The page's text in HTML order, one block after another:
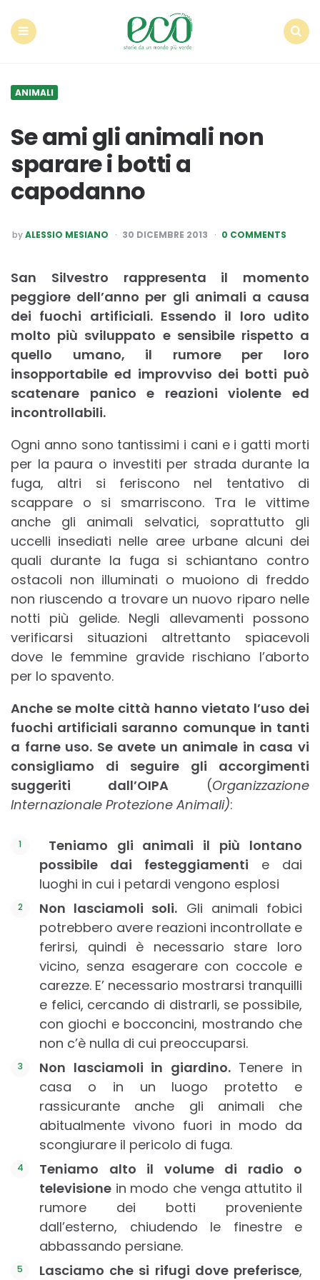
ANIMALI
Se ami gli animali non
sparare i botti a
capodanno
POSTED
BY
byALESSIO MESIANO 30 DICEMBRE 2013 0 COMMENTS
San Silvestro rappresenta il momento
peggiore dell’anno per gli animali a causa
dei fuochi artificiali. Essendo il loro udito
molto più sviluppato e sensibile rispetto a
quello umano, il rumore per loro
insopportabile ed improvviso dei botti può
scatenare panico e reazioni violente ed
incontrollabili.
Ogni anno sono tantissimi i cani e i gatti morti
per la paura o investiti per strada durante la
fuga, altri si feriscono nel tentativo di
scappare o si smarriscono. Tra le vittime
anche gli animali selvatici, soprattutto gli
uccelli insediati nelle aree urbane alcuni dei
quali durante la fuga si schiantano contro
ostacoli non illuminati o muoiono di freddo
non riuscendo a trovare un nuovo riparo nelle
notti più gelide. Negli allevamenti possono
verificarsi situazioni altrettanto spiacevoli
dove le femmine gravide rischiano l’aborto
per lo spavento.
Anche se molte città hanno vietato l’uso dei
fuochi artificiali saranno comunque in tanti
a farne uso. Se avete un animale in casa vi
consigliamo di seguire gli accorgimenti
suggeriti dall’OIPA (Organizzazione
Internazionale Protezione Animali):
Teniamo gli animali il più lontano
possibile dai festeggiamenti e dai
luoghi in cui i petardi vengono esplosi
Non lasciamoli soli. Gli animali fobici
potrebbero avere reazioni incontrollate e
ferirsi, quindi è necessario stare loro
vicino, senza esagerare con coccole e
carezze. E’ necessario mostrarsi tranquilli
e felici, cercando di distrarli, se possibile,
con giochi e bocconcini, mostrando che
non c’è nulla di cui preoccuparsi.
Non lasciamoli in giardino.Tenere in
casa o in un luogo protetto e
rassicurante anche gli animali che
abitualmente vivono fuori in modo da
scongiurare il pericolo di fuga.
Teniamo alto il volume di radio o
televisione in modo che venga attutito il
rumore dei botti proveniente
dall’esterno, chiudendo le finestre e
abbassando persiane.
Lasciamo che si rifugi dove preferisce,